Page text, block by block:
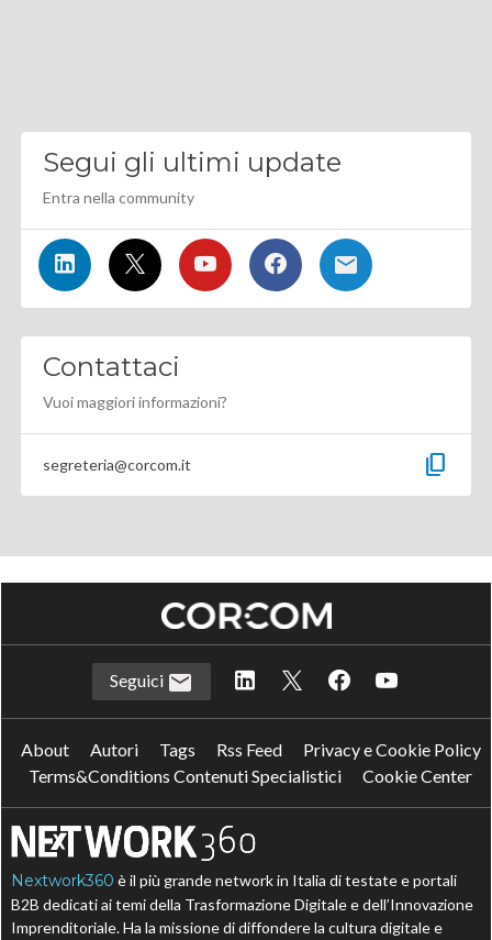
Segui gli ultimi update
Entra nella community
Contattaci
Vuoi maggiori informazioni?
segreteria@corcom.it content_copy
Seguici
About Autori Tags Rss Feed
Privacy e Cookie Policy
Terms&Conditions Contenuti Specialistici
Cookie Center
Nextwork360 è il più grande network in Italia di testate e portali
B2B dedicati ai temi della Trasformazione Digitale e dell’Innovazione
Imprenditoriale. Ha la missione di diffondere la cultura digitale e